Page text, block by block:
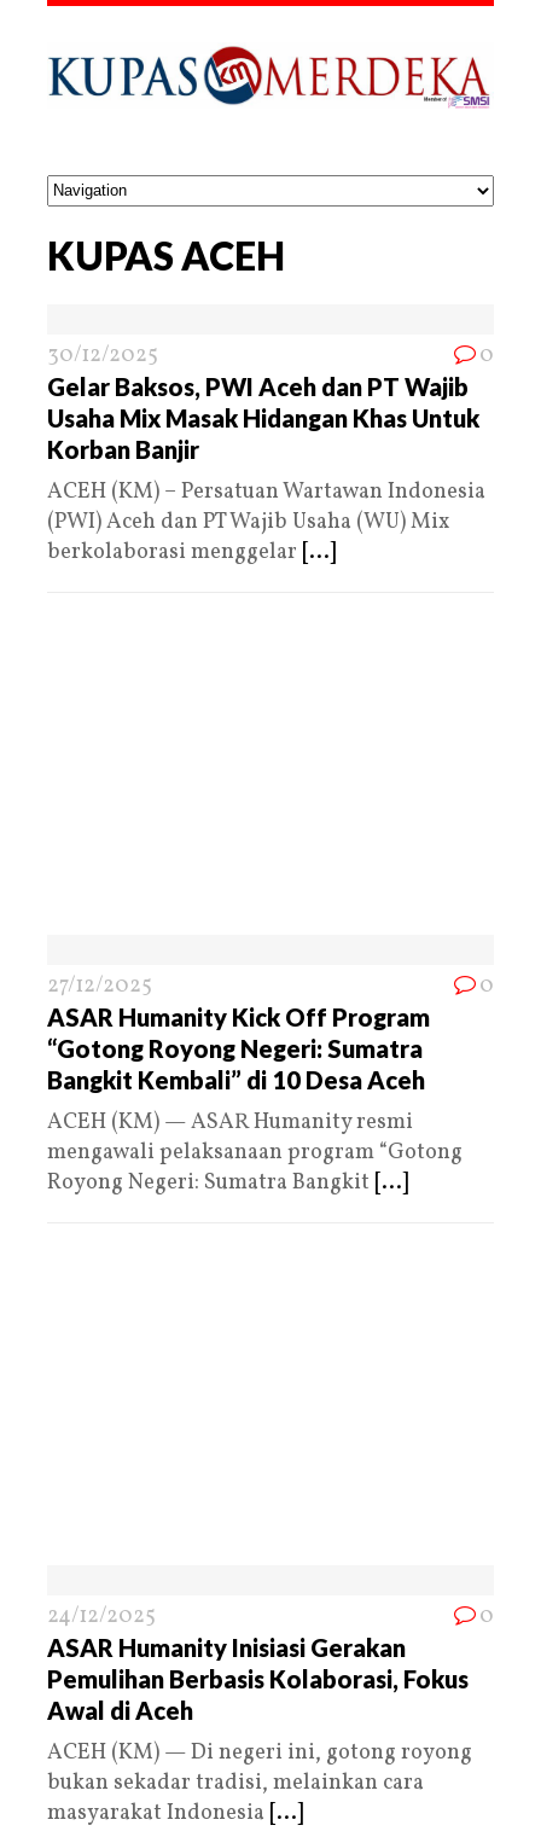
KUPAS ACEH
30/12/2025 0
Gelar Baksos, PWI Aceh dan PT Wajib
Usaha Mix Masak Hidangan Khas Untuk
Korban Banjir
ACEH (KM) – Persatuan Wartawan Indonesia
(PWI) Aceh dan PT Wajib Usaha (WU) Mix
berkolaborasi menggelar [...]
27/12/2025 0
ASAR Humanity Kick Off Program
“Gotong Royong Negeri: Sumatra
Bangkit Kembali” di 10 Desa Aceh
ACEH (KM) — ASAR Humanity resmi
mengawali pelaksanaan program “Gotong
Royong Negeri: Sumatra Bangkit [...]
24/12/2025 0
ASAR Humanity Inisiasi Gerakan
Pemulihan Berbasis Kolaborasi, Fokus
Awal di Aceh
ACEH (KM) — Di negeri ini, gotong royong
bukan sekadar tradisi, melainkan cara
masyarakat Indonesia [...]